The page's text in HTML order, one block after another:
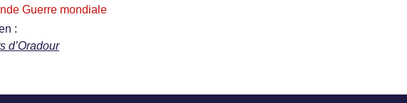
Guerre mondiale
:
d’Oradour